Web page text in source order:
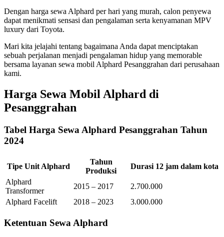
Dengan harga sewa Alphard per hari yang murah, calon penyewa
dapat menikmati sensasi dan pengalaman serta kenyamanan MPV
luxury dari Toyota.
Mari kita jelajahi tentang bagaimana Anda dapat menciptakan
sebuah perjalanan menjadi pengalaman hidup yang memorable
bersama layanan sewa mobil Alphard Pesanggrahan dari perusahaan
kami.
Harga Sewa Mobil Alphard di
Pesanggrahan
Tabel Harga Sewa Alphard Pesanggrahan Tahun
2024
Tipe Unit Alphard
Tahun
Produksi
Durasi 12 jam dalam kota
Alphard
Transformer
2015 – 2017
2.700.000
Alphard Facelift
2018 – 2023 3.000.000
Ketentuan Sewa Alphard